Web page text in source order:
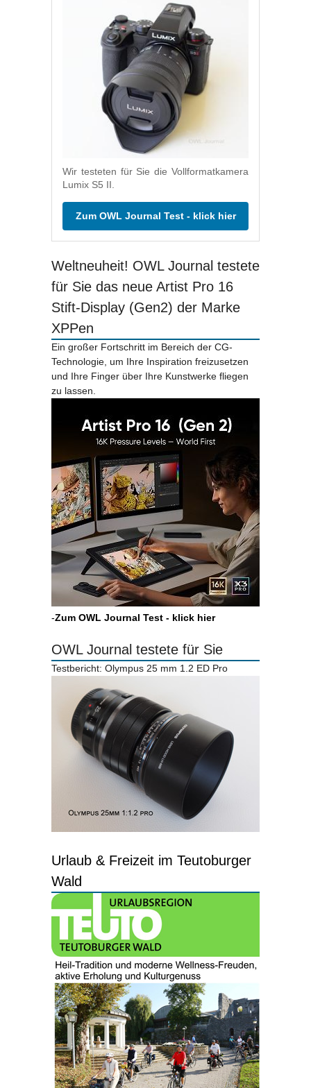
Wir testeten für Sie die Vollformatkamera
Lumix S5 II.
Zum OWL Journal Test - klick hier
Weltneuheit! OWL Journal testete
für Sie das neue Artist Pro 16
Stift-Display (Gen2) der Marke
XPPen
Ein großer Fortschritt im Bereich der CG-
Technologie, um Ihre Inspiration freizusetzen
und Ihre Finger über Ihre Kunstwerke fliegen
zu lassen.
-Zum OWL Journal Test - klick hier
OWL Journal testete für Sie
Testbericht: Olympus 25 mm 1.2 ED Pro
Urlaub & Freizeit im Teutoburger
Wald